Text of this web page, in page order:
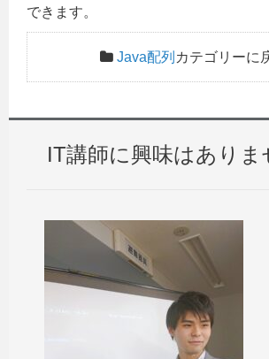
できます。
Java配列 カテゴリーに
IT講師に興味はありま